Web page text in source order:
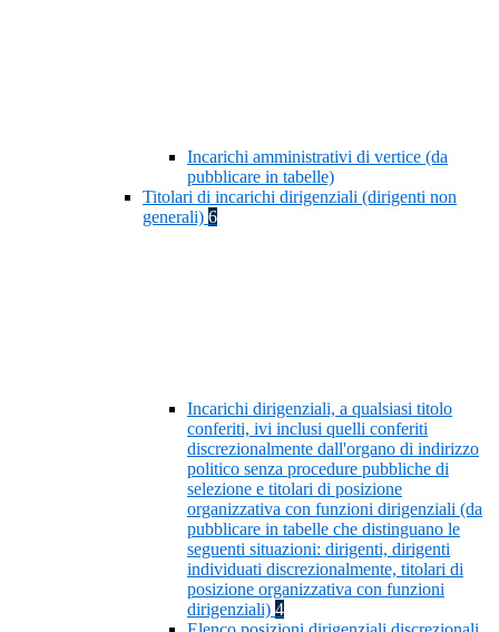
Incarichi amministrativi di vertice (da
pubblicare in tabelle)
Titolari di incarichi dirigenziali (dirigenti non
generali) 6
Incarichi dirigenziali, a qualsiasi titolo
conferiti, ivi inclusi quelli conferiti
discrezionalmente dall'organo di indirizzo
politico senza procedure pubbliche di
selezione e titolari di posizione
organizzativa con funzioni dirigenziali (da
pubblicare in tabelle che distinguano le
seguenti situazioni: dirigenti, dirigenti
individuati discrezionalmente, titolari di
posizione organizzativa con funzioni
dirigenziali) 4